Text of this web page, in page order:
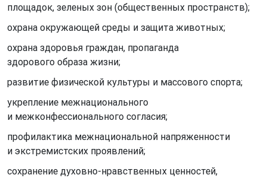
площадок, зеленых зон (общественных пространств);
охрана окружающей среды и защита животных;
охрана здоровья граждан, пропаганда
здорового образа жизни;
развитие физической культуры и массового спорта;
укрепление межнационального
и межконфессионального согласия;
профилактика межнациональной напряженности
и экстремистских проявлений;
сохранение духовно-нравственных ценностей,